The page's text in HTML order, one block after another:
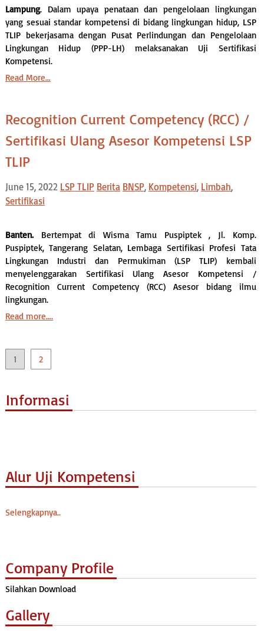
Lampung. Dalam upaya penataan dan pengelolaan lingkungan
yang sesuai standar kompetensi di bidang lingkungan hidup, LSP
TLIP bekerjasama dengan Pusat Perlindungan dan Pengelolaan
Lingkungan Hidup (PPP-LH) melaksanakan Uji Sertifikasi
Kompetensi.
Read More…
Recognition Current Competency (RCC) /
Sertifikasi Ulang Asesor Kompetensi LSP
TLIP
June 15, 2022 LSP TLIP Berita BNSP, Kompetensi, Limbah,
Sertifikasi
Banten.Bertempat di Wisma Tamu Puspiptek , Jl. Komp.
Puspiptek, Tangerang Selatan, Lembaga Sertifikasi Profesi Tata
Lingkungan Industri dan Permukiman (LSP TLIP) kembali
menyelenggarakan Sertifikasi Ulang Asesor Kompetensi /
Recognition Current Competency (RCC) Asesor bidang ilmu
lingkungan.
Read more….
Posts
pagination
1 2
Informasi
Alur Uji Kompetensi
Selengkapnya..
Company Profile
Silahkan Download
Gallery